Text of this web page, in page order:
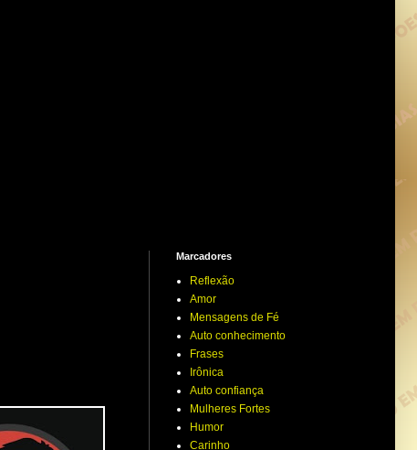
Marcadores
Reflexão
Amor
Mensagens de Fé
Auto conhecimento
Frases
Irônica
Auto confiança
Mulheres Fortes
Humor
Carinho